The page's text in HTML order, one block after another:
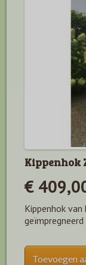
Kippenhok
€
Kippenhok
Toevoegen